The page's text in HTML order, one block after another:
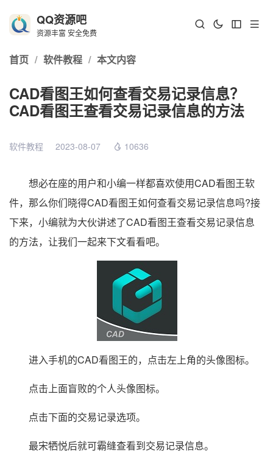
QQ资源吧
资源丰富 安全免费
首页 / 软件教程 / 本文内容
CAD看图王如何查看交易记录信息？
CAD看图王查看交易记录信息的方法
软件教程 2023-08-07 10636
想必在座的用户和小编一样都喜欢使用CAD看图王软
件，那么你们晓得CAD看图王如何查看交易记录信息吗?接
下来，小编就为大伙讲述了CAD看图王查看交易记录信息
的方法，让我们一起来下文看看吧。
进入手机的CAD看图王的，点击左上角的头像图标。
点击上面盲败的个人头像图标。
点击下面的交易记录选项。
最宋牺悦后就可霸缝查看到交易记录信息。